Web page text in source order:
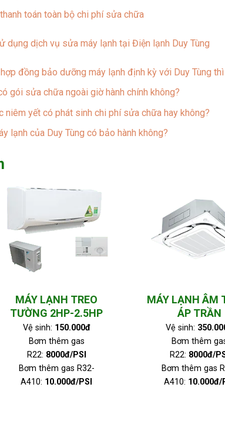
toán toàn bộ chi phí sửa chữa
dụng dịch vụ sửa máy lạnh tại Điện lạnh Duy Tùng
đồng bảo dưỡng máy lạnh định kỳ với Duy Tùng
gói sửa chữa ngoài giờ hành chính không?
niêm yết có phát sinh chi phí sửa chữa hay không?
lạnh của Duy Tùng có bảo hành không?
MÁY LẠNH TREO
TƯỜNG 2HP-2.5HP
Vệ sinh: 150.000đ
Bơm thêm gas
R22: 8000đ/PSI
Bơm thêm gas R32-
A410: 10.000đ/PSI
MÁY LẠNH ÂM
ÁP TRẦN
Vệ sinh:
Bơm thêm
R22: 8000đ/
Bơm thêm gas
A410: 10.000đ/